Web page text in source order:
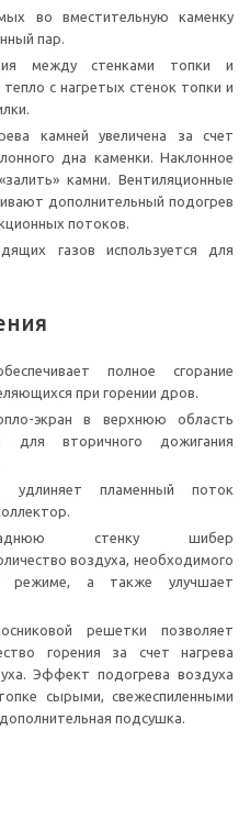
во вместительную каменку
пар.
между стенками топки и
с нагретых стенок топки и
камней увеличена за счет
дна каменки. Наклонное
камни. Вентиляционные
дополнительный подогрев
потоков.
газов используется для
полное сгорание
при горении дров.
экран в верхнюю область
для вторичного дожигания
пламенный поток
стенку шибер
воздуха, необходимого
режиме, а также улучшает
решетки позволяет
горения за счет нагрева
Эффект подогрева воздуха
сырыми, свежеспиленными
подсушка.